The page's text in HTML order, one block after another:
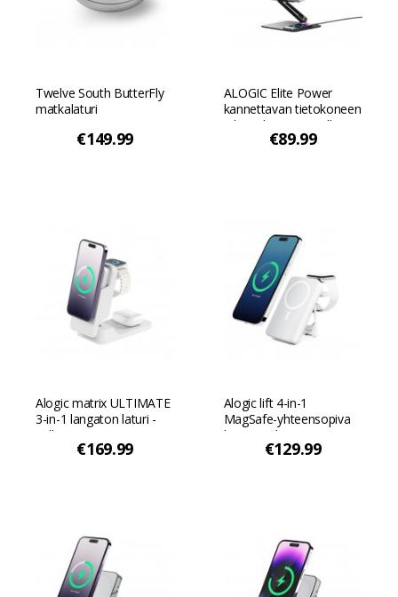
Twelve South ButterFly
matkalaturi
€149.99
ALOGIC Elite Power
kannettavan tietokoneen
jalusta langattomalla
latauslaitteella - Musta
€89.99
Alogic matrix ULTIMATE
3-in-1 langaton laturi -
Valkoinen
€169.99
Alogic lift 4-in-1
MagSafe-yhteensopiva
langaton lataus
10,000mAh tehopankki -
€129.99